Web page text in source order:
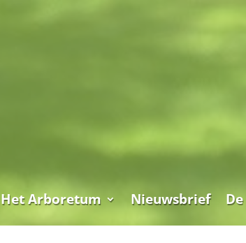
Het Arboretum Nieuwsbrief